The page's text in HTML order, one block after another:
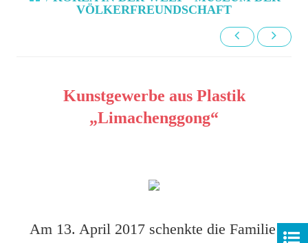
VÖLKERFREUNDSCHAFT
Kunstgewerbe aus Plastik
„Limachenggong“
Am 13. April 2017 schenkte die Familie